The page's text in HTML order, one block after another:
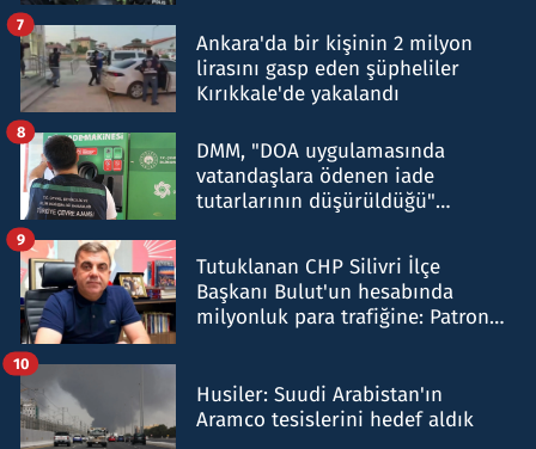
Ankara'da bir kişinin 2 milyon
lirasını gasp eden şüpheliler
Kırıkkale'de yakalandı
7
DMM, "DOA uygulamasında
vatandaşlara ödenen iade
tutarlarının düşürüldüğü"
8
Tutuklanan CHP Silivri İlçe
Başkanı Bulut'un hesabında
milyonluk para trafiğine: Patron
9
Husiler: Suudi Arabistan'ın
Aramco tesislerini hedef aldık
10